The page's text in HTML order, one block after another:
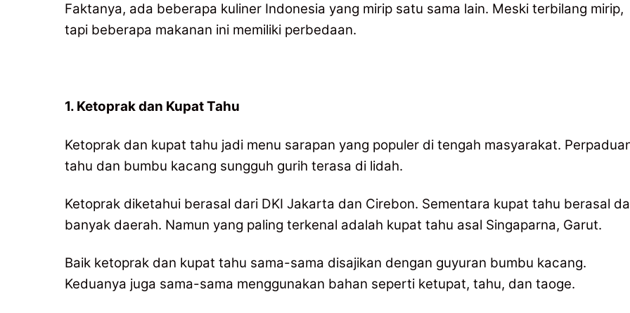
Faktanya, ada beberapa kuliner Indonesia yang mirip satu sama lain. Meski terbilang mirip,
tapi beberapa makanan ini memiliki perbedaan.
1. Ketoprak dan Kupat Tahu
Ketoprak dan kupat tahu jadi menu sarapan yang populer di tengah masyarakat.
tahu dan bumbu kacang sungguh gurih terasa di lidah.
Ketoprak diketahui berasal dari DKI Jakarta dan Cirebon. Sementara kupat tahu berasal
banyak daerah. Namun yang paling terkenal adalah kupat tahu asal Singaparna, Garut.
Baik ketoprak dan kupat tahu sama-sama disajikan dengan guyuran bumbu kacang.
Keduanya juga sama-sama menggunakan bahan seperti ketupat, tahu, dan taoge.